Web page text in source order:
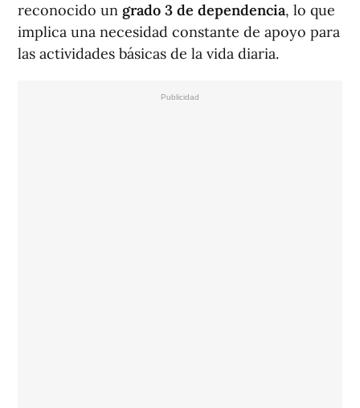
reconocido un grado 3 de dependencia, lo que
implica una necesidad constante de apoyo para
las actividades básicas de la vida diaria.